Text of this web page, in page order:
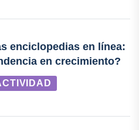
enciclopedias en línea:
en crecimiento?